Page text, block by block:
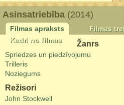
Asinsatriebība (2014)
Filmas apraksts
Filmas
Kadri no filmas
Žanrs
Spriedzes un piedzīvojumu
Trilleris
Noziegums
Režisori
John Stockwell